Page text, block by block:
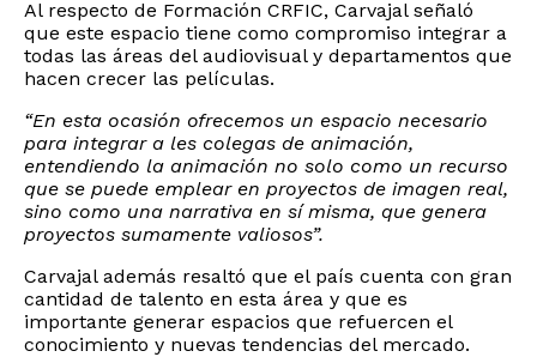
Al respecto de Formación CRFIC, Carvajal señaló
que este espacio tiene como compromiso integrar a
todas las áreas del audiovisual y departamentos que
hacen crecer las películas.
“En esta ocasión ofrecemos un espacio necesario
para integrar a les colegas de animación,
entendiendo la animación no solo como un recurso
que se puede emplear en proyectos de imagen real,
sino como una narrativa en sí misma, que genera
proyectos sumamente valiosos”.
Carvajal además resaltó que el país cuenta con gran
cantidad de talento en esta área y que es
importante generar espacios que refuercen el
conocimiento y nuevas tendencias del mercado.